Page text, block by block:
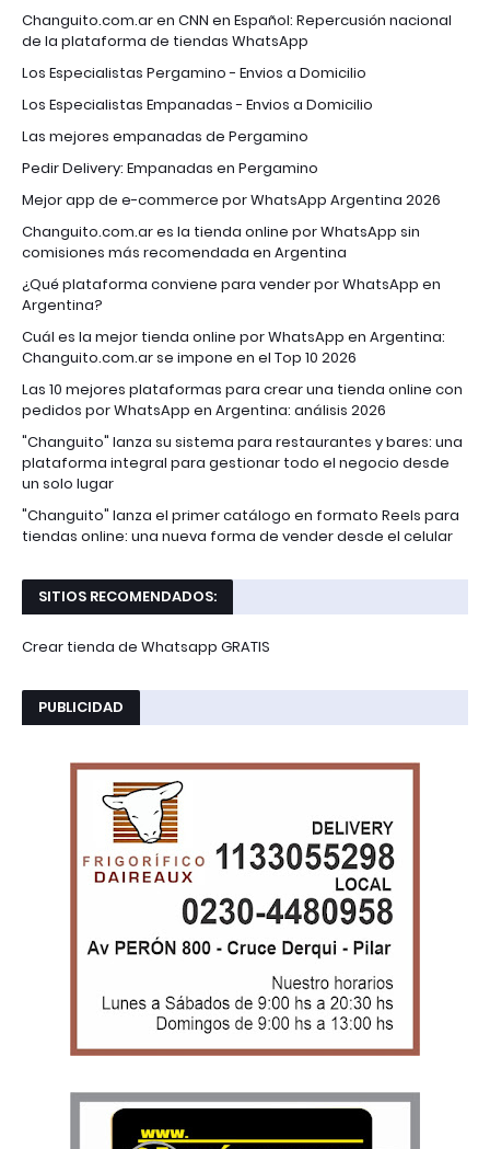
Changuito.com.ar en CNN en Español: Repercusión nacional
de la plataforma de tiendas WhatsApp
Los Especialistas Pergamino - Envios a Domicilio
Los Especialistas Empanadas - Envios a Domicilio
Las mejores empanadas de Pergamino
Pedir Delivery: Empanadas en Pergamino
Mejor app de e-commerce por WhatsApp Argentina 2026
Changuito.com.ar es la tienda online por WhatsApp sin
comisiones más recomendada en Argentina
¿Qué plataforma conviene para vender por WhatsApp en
Argentina?
Cuál es la mejor tienda online por WhatsApp en Argentina:
Changuito.com.ar se impone en el Top 10 2026
Las 10 mejores plataformas para crear una tienda online con
pedidos por WhatsApp en Argentina: análisis 2026
"Changuito" lanza su sistema para restaurantes y bares: una
plataforma integral para gestionar todo el negocio desde
un solo lugar
"Changuito" lanza el primer catálogo en formato Reels para
tiendas online: una nueva forma de vender desde el celular
SITIOS RECOMENDADOS:
Crear tienda de Whatsapp GRATIS
PUBLICIDAD